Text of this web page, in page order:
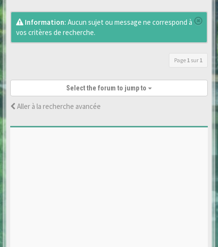
Information: Aucun sujet ou message ne correspond à
vos critères de recherche.
Page 1 sur 1
Select the forum to jump to
Aller à la recherche avancée